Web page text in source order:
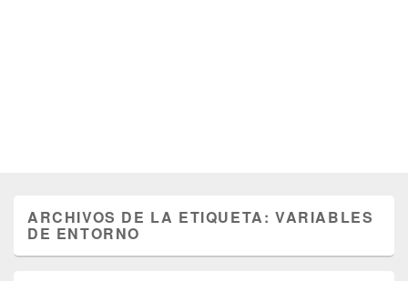
ARCHIVOS DE LA ETIQUETA:VARIABLES
DE ENTORNO